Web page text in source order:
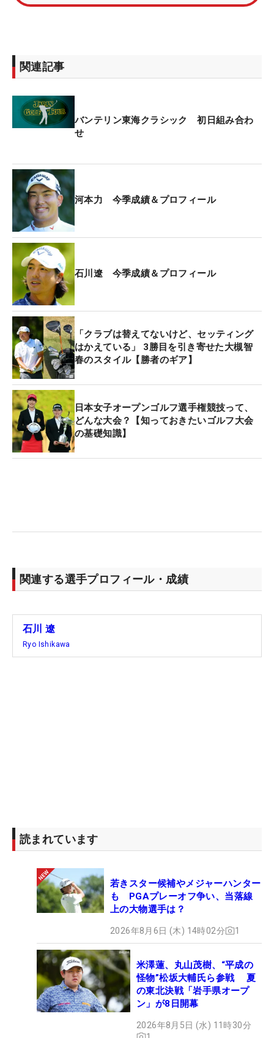
番からスタートする。
催の興和所属の星野陸也は金谷拓実、今平周吾との
グループ。大会ホストVを懸け午前9時20分に10番
2009年大会優勝の石川遼は現在の賞金ランキング1
位・中島啓太、永野竜太郎との組。勢いそのまま2
との組に入った。
関連記事
バンテリン東海クラシック 初日組み合わ
せ
河本力 今季成績＆プロフィール
石川遼 今季成績＆プロフィール
「クラブは替えてないけど、セッティング
はかえている」 3勝目を引き寄せた大槻智
春のスタイル【勝者のギア】
日本女子オープンゴルフ選手権競技って、
どんな大会？【知っておきたいゴルフ大会
の基礎知識】
関連する選手プロフィール・成績
石川 遼
Ryo Ishikawa
読まれています
若きスター候補やメジャーハンター
も PGAプレーオフ争い、当落線
上の大物選手は？
2026年8月6日 (木) 14時02分 1
米澤蓮、丸山茂樹、“平成の
怪物”松坂大輔氏ら参戦 夏
の東北決戦「岩手県オープ
ン」が8日開幕
2026年8月5日 (水) 11時30分